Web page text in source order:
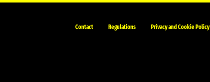
Contact Regulations Privacy and Cookie Policy